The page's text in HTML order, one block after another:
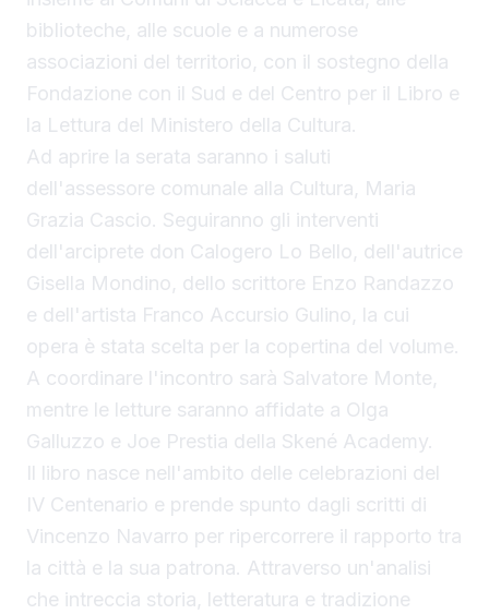
biblioteche, alle scuole e a numerose
associazioni del territorio, con il sostegno della
Fondazione con il Sud e del Centro per il Libro e
la Lettura del Ministero della Cultura.
Ad aprire la serata saranno i saluti
dell'assessore comunale alla Cultura, Maria
Grazia Cascio. Seguiranno gli interventi
dell'arciprete don Calogero Lo Bello, dell'autrice
Gisella Mondino, dello scrittore Enzo Randazzo
e dell'artista Franco Accursio Gulino, la cui
opera è stata scelta per la copertina del volume.
A coordinare l'incontro sarà Salvatore Monte,
mentre le letture saranno affidate a Olga
Galluzzo e Joe Prestia della Skené Academy.
Il libro nasce nell'ambito delle celebrazioni del
IV Centenario e prende spunto dagli scritti di
Vincenzo Navarro per ripercorrere il rapporto tra
la città e la sua patrona. Attraverso un'analisi
che intreccia storia, letteratura e tradizione